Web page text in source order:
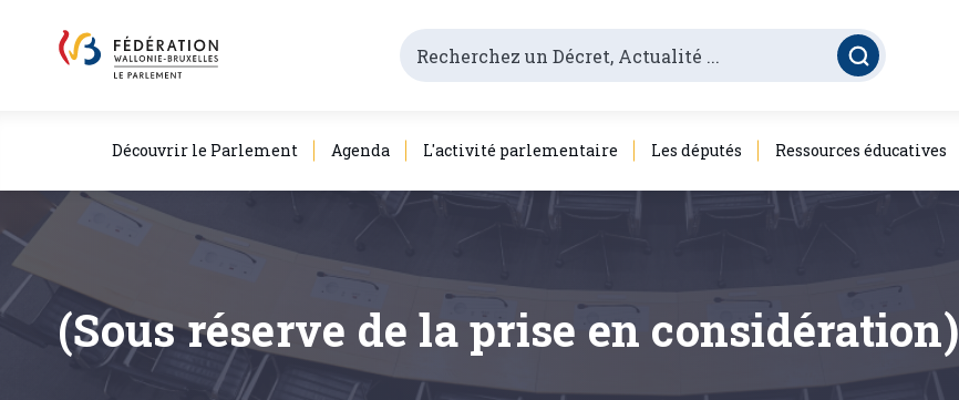
Découvrir le Parlement Agenda L'activité parlementaire Les députés Ressources éducatives
(Sous réserve de la prise en considération)